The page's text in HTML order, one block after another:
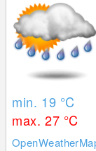
min. 19 °C
max. 27 °C